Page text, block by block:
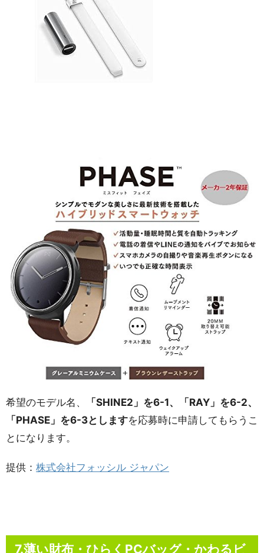
希望のモデル名、
「SHINE2」を6-1、「RAY」を6-2、
「PHASE」を6-3としますを応募時に申請してもらうこ
とになります。
提供： 株式会社フォッシル ジャパン
7.薄い財布・ひらくPCバッグ・かわるビ